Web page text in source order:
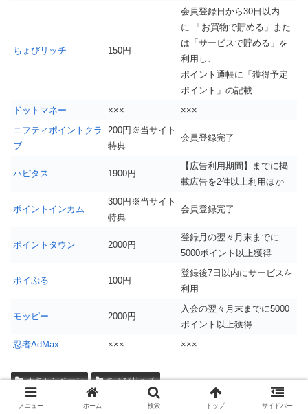
ちょびリッチ 150円
会員登録日から30日以内
に 「お買物で貯める」また
は「サービスで貯める」を
利用し、
ポイント通帳に「獲得予定
ポイント」の記載
ドットマネー
×××
×××
ニフティポイントクラ
ブ
200円※当サイト
特典
会員登録完了
ハピタス 1900円
【広告利用期間】までに掲
載広告を2件以上利用ほか
ポイントインカム
300円※当サイト
特典
会員登録完了
ポイントタウン 2000円
登録月の翌々月末までに
5000ポイント以上獲得
ポイぷる 100円
登録後7日以内にサービスを
利用
モッピー 2000円
入会の翌々月末までに5000
ポイント以上獲得
忍者AdMax
××× ×××
★キャンペーン ちょびリッチ
メニュー ホーム 検索 トップ サイドバー